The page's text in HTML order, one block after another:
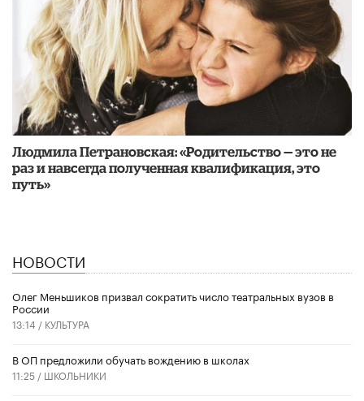
Людмила Петрановская: «Родительство — это не
раз и навсегда полученная квалификация, это
путь»
НОВОСТИ
Олег Меньшиков призвал сократить число театральных вузов в
России
13:14 / КУЛЬТУРА
В ОП предложили обучать вождению в школах
11:25 / ШКОЛЬНИКИ